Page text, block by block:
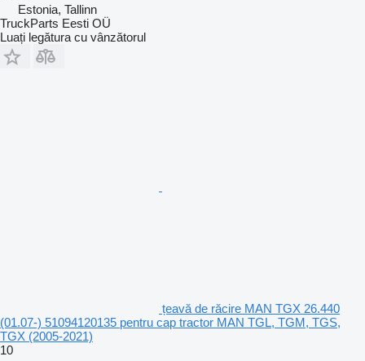
Estonia, Tallinn
TruckParts Eesti OÜ
Luați legătura cu vânzătorul
țeavă de răcire MAN TGX 26.440
(01.07-) 51094120135 pentru cap tractor MAN TGL, TGM, TGS,
TGX (2005-2021)
10